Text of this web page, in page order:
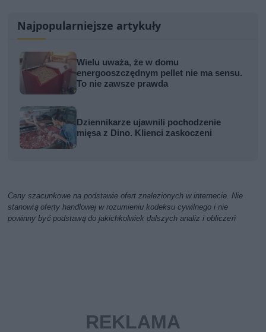
Najpopularniejsze artykuły
Wielu uważa, że w domu
energooszczędnym pellet nie ma sensu.
To nie zawsze prawda
Dziennikarze ujawnili pochodzenie
mięsa z Dino. Klienci zaskoczeni
Ceny szacunkowe na podstawie ofert znalezionych w internecie. Nie
stanowią oferty handlowej w rozumieniu kodeksu cywilnego i nie
powinny być podstawą do jakichkolwiek dalszych analiz i obliczeń